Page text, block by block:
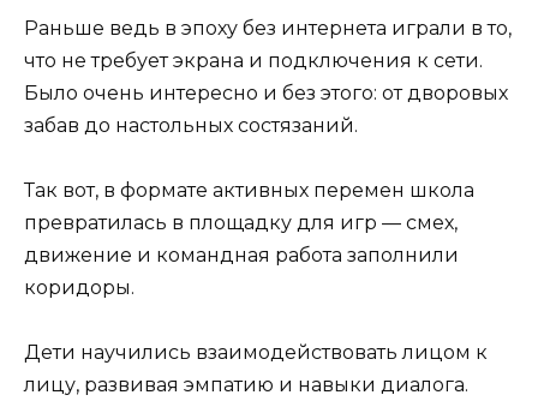
Раньше ведь в эпоху без интернета играли в то,
что не требует экрана и подключения к сети.
Было очень интересно и без этого: от дворовых
забав до настольных состязаний.
Так вот, в формате активных перемен школа
превратилась в площадку для игр — смех,
движение и командная работа заполнили
коридоры.
Дети научились взаимодействовать лицом к
лицу, развивая эмпатию и навыки диалога.